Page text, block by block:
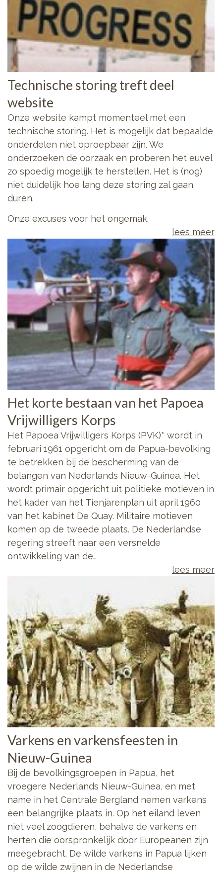
Technische storing treft deel
website
Onze website kampt momenteel met een
technische storing. Het is mogelijk dat bepaalde
onderdelen niet oproepbaar zijn. We
onderzoeken de oorzaak en proberen het euvel
zo spoedig mogelijk te herstellen. Het is (nog)
niet duidelijk hoe lang deze storing zal gaan
duren.
Onze excuses voor het ongemak.
lees meer
Het korte bestaan van het Papoea
Vrijwilligers Korps
Het Papoea Vrijwilligers Korps (PVK)* wordt in
februari 1961 opgericht om de Papua-bevolking
te betrekken bij de bescherming van de
belangen van Nederlands Nieuw-Guinea. Het
wordt primair opgericht uit politieke motieven in
het kader van het Tienjarenplan uit april 1960
van het kabinet De Quay. Militaire motieven
komen op de tweede plaats. De Nederlandse
regering streeft naar een versnelde
ontwikkeling van de…
lees meer
Varkens en varkensfeesten in
Nieuw-Guinea
Bij de bevolkingsgroepen in Papua, het
vroegere Nederlands Nieuw-Guinea, en met
name in het Centrale Bergland nemen varkens
een belangrijke plaats in. Op het eiland leven
niet veel zoogdieren, behalve de varkens en
herten die oorspronkelijk door Europeanen zijn
meegebracht. De wilde varkens in Papua lijken
op de wilde zwijnen in de Nederlandse